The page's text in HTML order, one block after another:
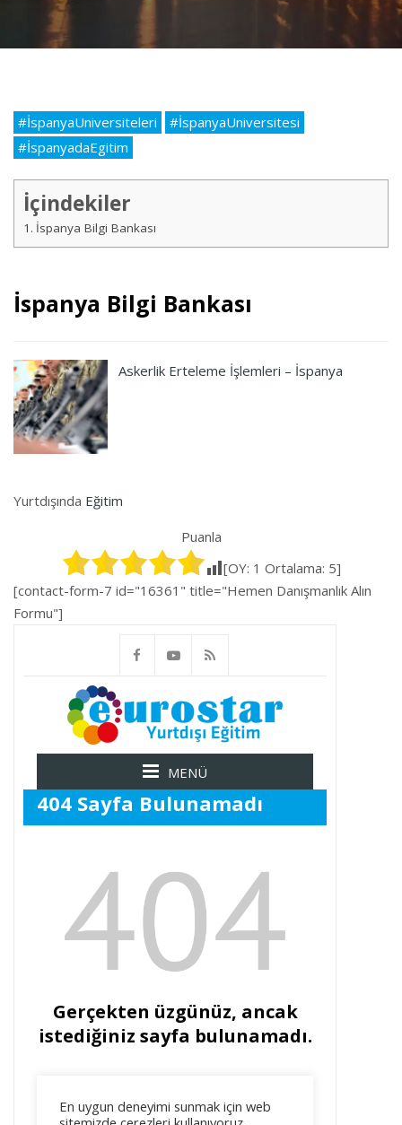
#İspanyaUniversiteleri
#İspanyaUniversitesi
#İspanyadaEgitim
İçindekiler
İspanya Bilgi Bankası
İspanya Bilgi Bankası
Askerlik Erteleme İşlemleri – İspanya
Yurtdışında Eğitim
Puanla
[OY: 1 Ortalama: 5]
[contact-form-7 id="16361" title="Hemen Danışmanlık Alın
Formu"]